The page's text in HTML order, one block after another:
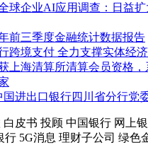
球企业AI应用调查：日益
前三季度金融统计数据报告
跨境支付 全力支撑实体经
上海清算所清算会员资格，
国进出口银行四川省分行党
白皮书 投顾 中国银行 网上
行 5G消息 理财子公司 绿色